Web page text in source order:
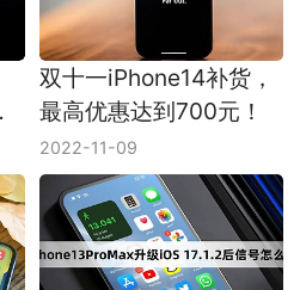
双十一iPhone14补货，
最高优惠达到700元！
2022-11-09